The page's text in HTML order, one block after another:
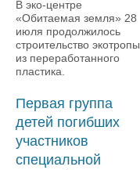
В эко-центре
«Обитаемая земля» 28
июля продолжилось
строительство экотропы
из переработанного
пластика.
Первая группа
детей погибших
участников
специальной